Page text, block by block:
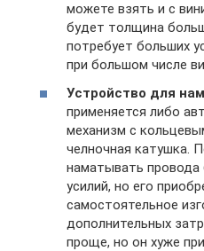
можете взять и с
будет толщина
потребует больших
при большом числе
Устройство для
применяется либо
механизм с
челночная катушка.
наматывать
усилий, но его
самостоятельное
дополнительных
проще, но он хуже